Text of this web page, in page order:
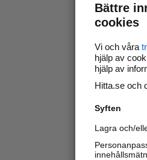
Bättre
cookies
Vi och våra
hjälp av
hjälp av
Hitta.se och
Syften
Lagra och/